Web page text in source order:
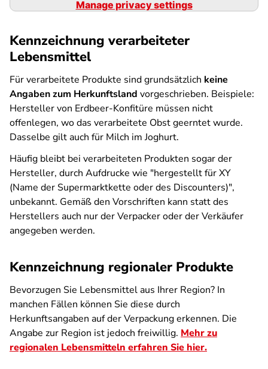
Manage privacy settings
Kennzeichnung verarbeiteter
Lebensmittel
Für verarbeitete Produkte sind grundsätzlich keine
Angaben zum Herkunftsland vorgeschrieben. Beispiele:
Hersteller von Erdbeer-Konfitüre müssen nicht
offenlegen, wo das verarbeitete Obst geerntet wurde.
Dasselbe gilt auch für Milch im Joghurt.
Häufig bleibt bei verarbeiteten Produkten sogar der
Hersteller, durch Aufdrucke wie "hergestellt für XY
(Name der Supermarktkette oder des Discounters)",
unbekannt. Gemäß den Vorschriften kann statt des
Herstellers auch nur der Verpacker oder der Verkäufer
angegeben werden.
Kennzeichnung regionaler Produkte
Bevorzugen Sie Lebensmittel aus Ihrer Region? In
manchen Fällen können Sie diese durch
Herkunftsangaben auf der Verpackung erkennen. Die
Angabe zur Region ist jedoch freiwillig. Mehr zu
regionalen Lebensmitteln erfahren Sie hier.